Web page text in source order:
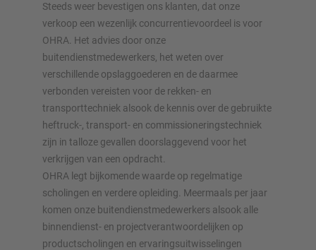
Steeds weer bevestigen ons klanten, dat onze
verkoop een wezenlijk concurrentievoordeel is voor
OHRA. Het advies door onze
buitendienstmedewerkers, het weten over
verschillende opslaggoederen en de daarmee
verbonden vereisten voor de rekken- en
transporttechniek alsook de kennis over de gebruikte
heftruck-, transport- en commissioneringstechniek
zijn in talloze gevallen doorslaggevend voor het
verkrijgen van een opdracht.
OHRA legt bijkomende waarde op regelmatige
scholingen en verdere opleiding. Meermaals per jaar
komen onze buitendienstmedewerkers alsook alle
binnendienst- en projectverantwoordelijken op
productscholingen en ervaringsuitwisselingen